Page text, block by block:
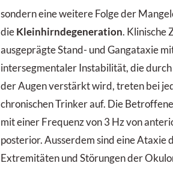
sondern eine weitere Folge der
die Kleinhirndegeneration. Klinische
ausgeprägte Stand- und Gang­ataxie
intersegmentaler Instabilität, die durch
der Augen verstärkt wird, treten bei
chronischen Trinker auf. Die
mit einer Frequenz von 3 Hz von
posterior. Ausserdem sind eine Ataxie
Extremitäten und Störungen der